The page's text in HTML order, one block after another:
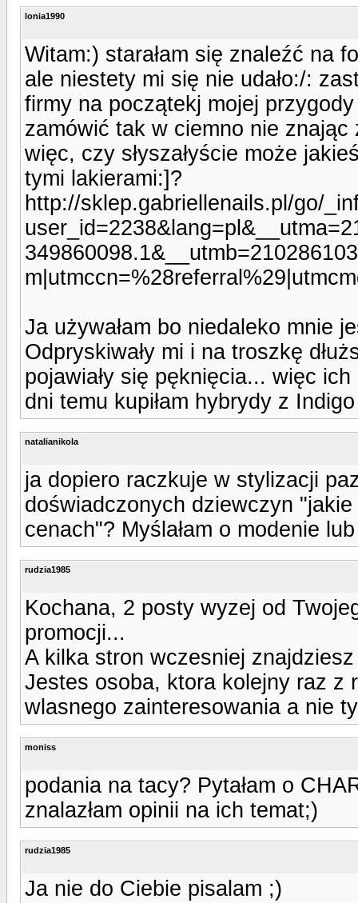
lonia1990
Witam:) starałam się znaleźć na
ale niestety mi się nie udało:/:
firmy na początekj mojej
zamówić tak w ciemno nie
więc, czy słyszałyście może
tymi lakierami:]?
http://sklep.gabriellenails.pl/go/
Ja używałam bo niedaleko mnie
Odpryskiwały mi i na troszkę
pojawiały się pęknięcia... więc
dni temu kupiłam hybrydy z
natalianikola
ja dopiero raczkuje w stylizacji
doświadczonych dziewczyn
cenach"? Myślałam o modenie
rudzia1985
Kochana, 2 posty wyzej od
promocji...
A kilka stron wczesniej
Jestes osoba, ktora kolejny raz z
wlasnego zainteresowania a nie
moniss
podania na tacy? Pytałam o
znalazłam opinii na ich temat;)
rudzia1985
Ja nie do Ciebie pisalam ;)